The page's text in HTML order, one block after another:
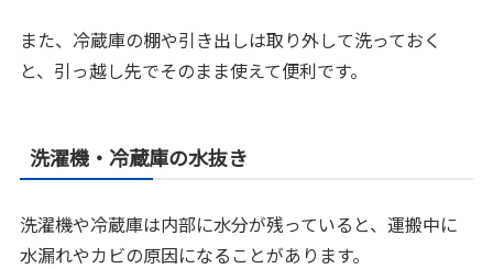
また、冷蔵庫の棚や引き出しは取り外して洗っておく
と、引っ越し先でそのまま使えて便利です。
洗濯機・冷蔵庫の水抜き
洗濯機や冷蔵庫は内部に水分が残っていると、運搬中に
水漏れやカビの原因になることがあります。